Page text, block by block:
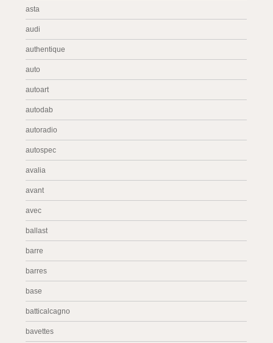
asta
audi
authentique
auto
autoart
autodab
autoradio
autospec
avalia
avant
avec
ballast
barre
barres
base
batticalcagno
bavettes